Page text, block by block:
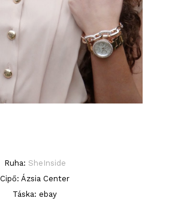
Ruha: SheInside
Cipő: Ázsia Center
Táska: ebay